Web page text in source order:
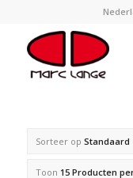
Sorteer op Standaard
Toon 15 Producten